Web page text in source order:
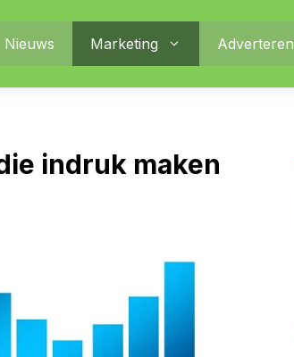
Nieuws Marketing Adverteren
indruk maken